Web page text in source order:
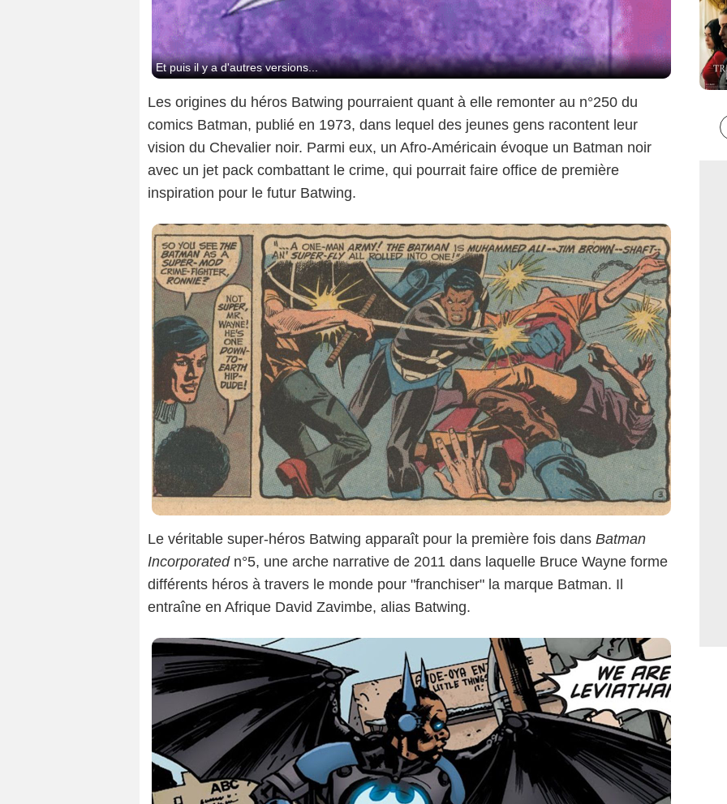
Et puis il y a d'autres versions...
Les origines du héros Batwing pourraient quant à elle remonter au n°250 du
comics Batman, publié en 1973, dans lequel des jeunes gens racontent leur
vision du Chevalier noir. Parmi eux, un Afro-Américain évoque un Batman noir
avec un jet pack combattant le crime, qui pourrait faire office de première
inspiration pour le futur Batwing.
Le véritable super-héros Batwing apparaît pour la première fois dans Batman
Incorporatedn°5, une arche narrative de 2011 dans laquelle Bruce Wayne forme
différents héros à travers le monde pour "franchiser" la marque Batman. Il
entraîne en Afrique David Zavimbe, alias Batwing.
DC Comics
Colin Bentley/The CW